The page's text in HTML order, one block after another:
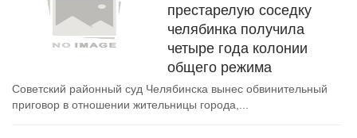
престарелую соседку
челябинка получила
четыре года колонии
общего режима
Советский районный суд Челябинска вынес обвинительный
приговор в отношении жительницы города,...